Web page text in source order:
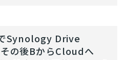
Synology Drive
の後BからCloudへ